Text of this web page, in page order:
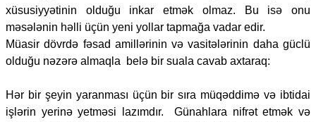
xüsusiyyətinin olduğu inkar etmək olmaz. Bu isə onu
məsələnin həlli üçün yeni yollar tapmağa vadar edir.
Müasir dövrdə fəsad amillərinin və vasitələrinin daha güclü
olduğu nəzərə almaqla belə bir suala cavab axtaraq:
Hər bir şeyin yaranması üçün bir sıra müqəddimə və ibtidai
işlərin yerinə yetməsi lazımdır. Günahlara nifrət etmək və